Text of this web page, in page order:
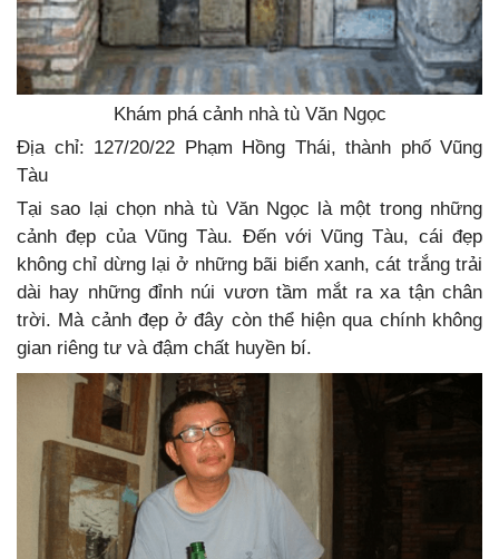
Khám phá cảnh nhà tù Văn Ngọc
Địa chỉ: 127/20/22 Phạm Hồng Thái, thành phố Vũng
Tàu
Tại sao lại chọn nhà tù Văn Ngọc là một trong những
cảnh đẹp của Vũng Tàu. Đến với Vũng Tàu, cái đẹp
không chỉ dừng lại ở những bãi biển xanh, cát trắng trải
dài hay những đỉnh núi vươn tầm mắt ra xa tận chân
trời. Mà cảnh đẹp ở đây còn thể hiện qua chính không
gian riêng tư và đậm chất huyền bí.